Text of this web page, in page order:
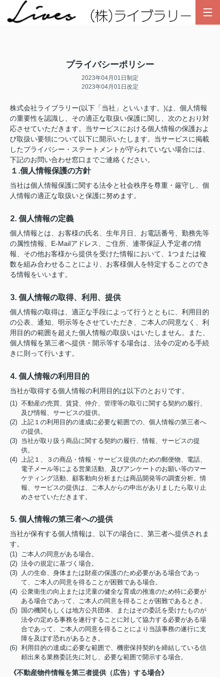
プライバシーポリシー
2023年04月01日制定
2023年04月01日改定
株式会社ライブラリー(以下「当社」といいます。)は、個人情報
の重要性を認識し、その適正な取扱い保護に関し、次のとおり対
応させていただきます。当サービスにおける個人情報の保護およ
び取扱い要領について以下に開示いたします。当サービスに掲載
したプライバシー・ステートメントが守られていない場合には、
下記のお問い合わせ窓口までご連絡ください。
１.個人情報保護の方針
当社は個人情報保護に関する法令と社会秩序を尊重・厳守し、個
人情報の適正な取扱いと保護に努めます。
2. 個人情報の定義
個人情報とは、お客様の氏名、生年月日、お電話番号、勤務先等
の属性情報、E-Mailアドレス、ご住所、連帯保証人予定者の情
報、その他お客様から提供を受けた情報において、1つまたは複
数を組み合わせることにより、お客様個人を特定することのでき
る情報をいいます。
3. 個人情報の取得、利用、提供
個人情報の取得は、適正な手段によって行うとともに、利用目的
の公表、通知、明示等をさせていただき、ご本人の同意なく、利
用目的の範囲を超えた個人情報の取扱いはいたしません。また、
個人情報を第三者へ提供・開示等する場合は、法令の定める手続
きに則って行います。
4. 個人情報の利用目的
当社が取得する個人情報の利用目的は以下のとおりです。
(1) 不動産の売買、賃貸、仲介、管理等の取引に関する契約の履行、
及び情報、サービスの提供。
(2) 上記１の利用目的の達成に必要な範囲での、個人情報の第三者へ
の提供。
(3) 当社が取り扱う商品に関する契約の履行、情報、サービスの提
供。
(4) 上記１、３の商品・情報・サービス提供のための郵便物、電話、
電子メール等による営業活動、及びアンケートのお願い等のマー
ケティング活動、顧客動向分析または商品開発等の調査分析。情
報、サービスの提供は、ご本人からの申出がありましたら取り止
めさせていただきます。
5. 個人情報の第三者への提供
当社が保有する個人情報は、以下の場合に、第三者へ提供されま
す。
(1) ご本人の同意がある場合。
(2) 法令の規定に基づく場合。
(3) 人の生命、身体または財産の保護のため必要がある場合であっ
て、ご本人の同意を得ることが困難である場合。
(4) 公衆衛生の向上または児童の健全な育成の推進のため特に必要が
ある場合であって、ご本人の同意を得ることが困難であるとき。
(5) 国の機関もしくは地方公共団体、またはその委託を受けたものが
法令の定める事務を遂行することに対して協力する必要がある場
合であって、ご本人の同意を得ることにより当該事務の遂行に支
障を及ぼす恐れがあるとき。
(6) 利用目的の達成に必要な範囲で、機密保持契約を締結している信
頼出来る業務委託先に対し、必要な範囲で開示する場合。
《不動産物件情報を第三者提供（広告）する場合》